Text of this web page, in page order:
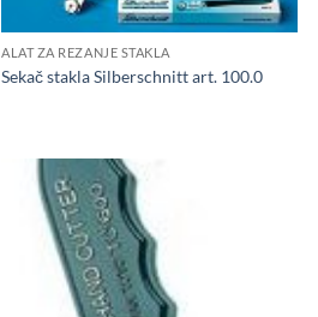
ALAT ZA REZANJE STAKLA
Sekač stakla Silberschnitt art. 100.0